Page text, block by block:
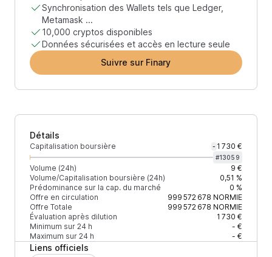
Synchronisation des Wallets tels que Ledger,
Metamask ...
10,000 cryptos disponibles
Données sécurisées et accès en lecture seule
Suivre sur Finary
Détails
Capitalisation boursière - 1 730 €
#13059
Volume (24h)
9 €
Volume/Capitalisation boursière (24h)
0,51 %
Prédominance sur la cap. du marché
0 %
Offre en circulation
999 572 678 NORMIE
Offre Totale
999 572 678 NORMIE
Évaluation après dilution
1 730 €
Minimum sur 24 h
- €
Maximum sur 24 h
- €
Liens officiels